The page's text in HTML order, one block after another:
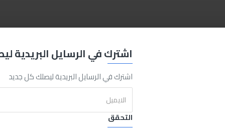
اشترك في الرسايل البريدية
اشترك في الرسايل البريدية ليصلك كل جديد
التحقق